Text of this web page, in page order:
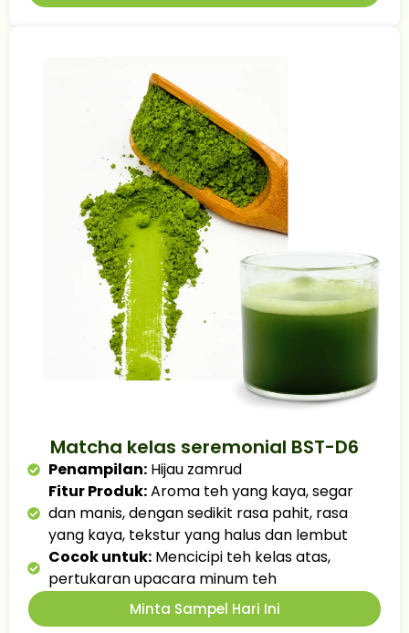
Matcha kelas seremonial BST-D6
Penampilan:Hijau zamrud
Fitur Produk:Aroma teh yang kaya, segar
dan manis, dengan sedikit rasa pahit, rasa
yang kaya, tekstur yang halus dan lembut
Cocok untuk:Mencicipi teh kelas atas,
pertukaran upacara minum teh
Minta Sampel Hari Ini